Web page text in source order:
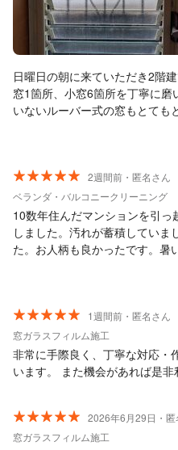
日曜日の朝に来ていただき2階
窓1箇所、小窓6箇所を丁寧に
いないルーバー式の窓もとても
えるほどきれいになりました
2週間前・匿名さん
ベランダ・バルコニークリーニング
10数年住んだマンションを引
しました。汚れが蓄積していま
た。お人柄も良かったです。暑
ます。ありがとうございまし
1週間前・匿名さん
窓ガラスフィルム施工
非常に手際良く、丁寧な対応・
います。 また機会があれ
2026年6月29日・匿
窓ガラスフィルム施工